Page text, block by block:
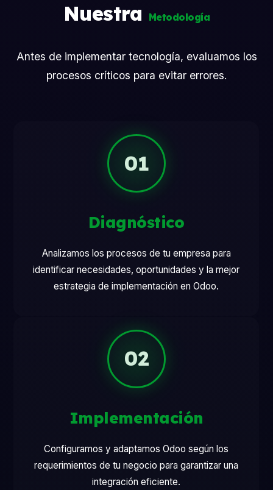
Nuestra Metodología
Antes de implementar tecnología, evaluamos los
procesos críticos para evitar errores.
01
Diagnóstico
Analizamos los procesos de tu empresa para
identificar necesidades, oportunidades y la mejor
estrategia de implementación en Odoo.
02
Implementación
Configuramos y adaptamos Odoo según los
requerimientos de tu negocio para garantizar una
integración eficiente.